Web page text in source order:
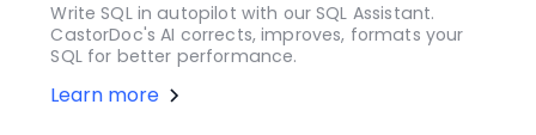
Write SQL in autopilot with our SQL Assistant.
CastorDoc's AI corrects, improves, formats your
SQL for better performance.
Learn more